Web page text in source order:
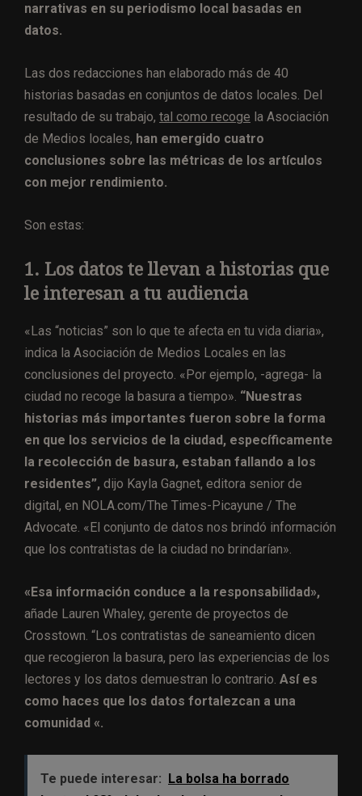
narrativas en su periodismo local basadas en
datos.
Las dos redacciones han elaborado más de 40
historias basadas en conjuntos de datos locales. Del
resultado de su trabajo, tal como recoge la Asociación
de Medios locales, han emergido cuatro
conclusiones sobre las métricas de los artículos
con mejor rendimiento.
Son estas:
1. Los datos te llevan a historias que
le interesan a tu audiencia
«Las “noticias” son lo que te afecta en tu vida diaria»,
indica la Asociación de Medios Locales en las
conclusiones del proyecto. «Por ejemplo, -agrega- la
ciudad no recoge la basura a tiempo». “Nuestras
historias más importantes fueron sobre la forma
en que los servicios de la ciudad, específicamente
la recolección de basura, estaban fallando a los
residentes”, dijo Kayla Gagnet, editora senior de
digital, en NOLA.com/The Times-Picayune / The
Advocate. «El conjunto de datos nos brindó información
que los contratistas de la ciudad no brindarían».
«Esa información conduce a la responsabilidad»,
añade Lauren Whaley, gerente de proyectos de
Crosstown. “Los contratistas de saneamiento dicen
que recogieron la basura, pero las experiencias de los
lectores y los datos demuestran lo contrario. Así es
como haces que los datos fortalezcan a una
comunidad «.
Te puede interesar:
La bolsa ha borrado